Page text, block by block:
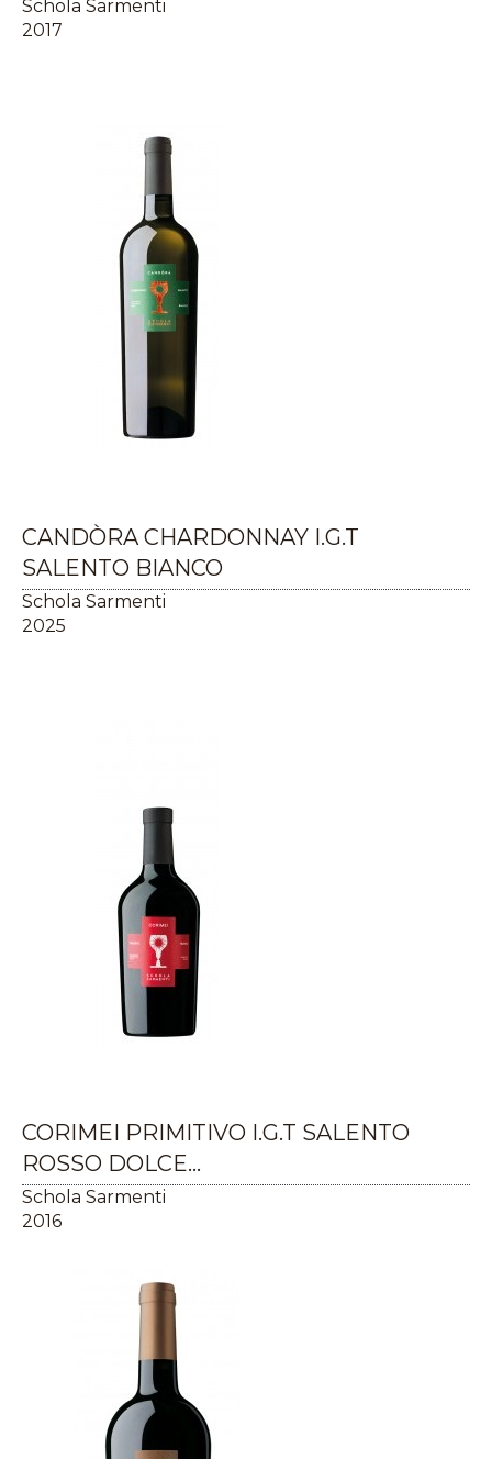
Schola Sarmenti
2017
CANDÒRA CHARDONNAY I.G.T
SALENTO BIANCO
Schola Sarmenti
2025
CORIMEI PRIMITIVO I.G.T SALENTO
ROSSO DOLCE...
Schola Sarmenti
2016